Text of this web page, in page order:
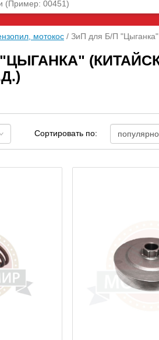
мотокос / ЗиП для Б/П "Цыганка"
Сортировать по: